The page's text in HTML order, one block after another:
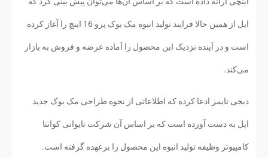
اپل از همین حالا فرایند تولید انبوه مک بوک پرو 16 اینچ را آغاز کرده
است و در آینده نزدیک این محصول را آماده عرضه و فروش به بازار
می‌کند.
دیجی تایمز ادعا کرده که اطلاعاتی از نحوه طراحی مک بوک جدید
اپل به دست آورده است که بر اساس آن شرکت تایوانی کوانتا
کامپیوتر وظیفه تولید انبوه این محصول را برعهده گرفته است.